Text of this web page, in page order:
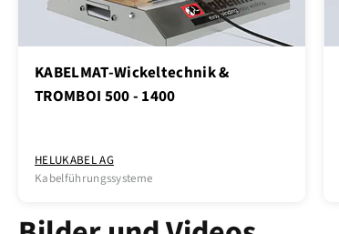
KABELMAT-Wickeltechnik &
TROMBOI 500 - 1400
HELUKABEL AG
Kabelführungssysteme